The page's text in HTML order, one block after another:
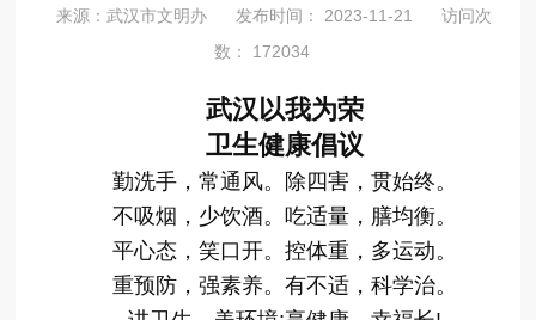
来源：武汉市文明办 发布时间： 2023-11-21
访问次
数： 172034
武汉以我为荣
卫生健康倡议
勤洗手，常通风。除四害，贯始终。
不吸烟，少饮酒。吃适量，膳均衡。
平心态，笑口开。控体重，多运动。
重预防，强素养。有不适，科学治。